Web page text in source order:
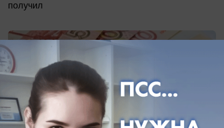
получил